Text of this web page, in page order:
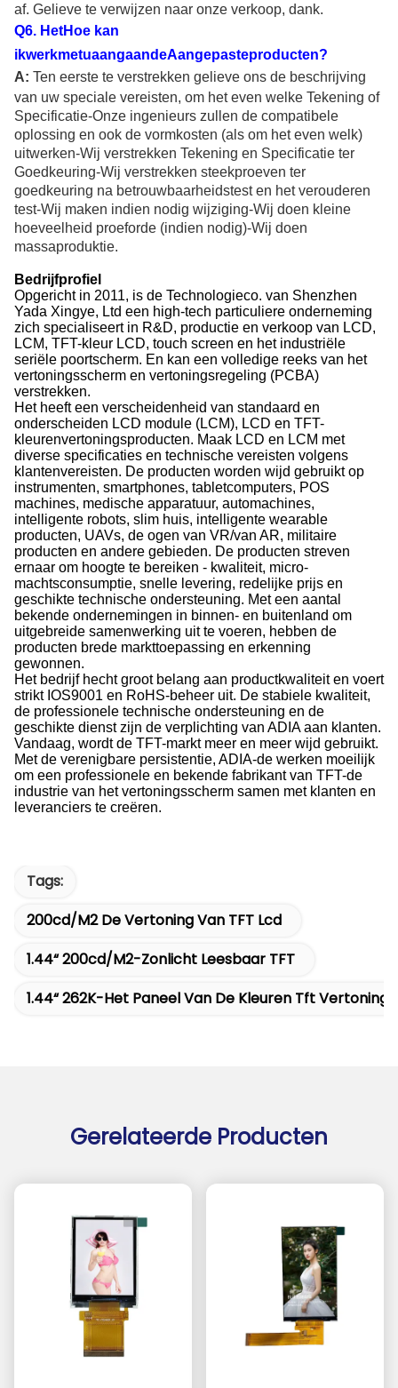
af. Gelieve te verwijzen naar onze verkoop, dank.
Q6. HetHoe kan
ikwerkmetuaangaandeAangepasteproducten?
A: Ten eerste te verstrekken gelieve ons de beschrijving
van uw speciale vereisten, om het even welke Tekening of
Specificatie-Onze ingenieurs zullen de compatibele
oplossing en ook de vormkosten (als om het even welk)
uitwerken-Wij verstrekken Tekening en Specificatie ter
Goedkeuring-Wij verstrekken steekproeven ter
goedkeuring na betrouwbaarheidstest en het verouderen
test-Wij maken indien nodig wijziging-Wij doen kleine
hoeveelheid proeforde (indien nodig)-Wij doen
massaproduktie.
Bedrijfprofiel
Opgericht in 2011, is de Technologieco. van Shenzhen
Yada Xingye, Ltd een high-tech particuliere onderneming
zich specialiseert in R&D, productie en verkoop van LCD,
LCM, TFT-kleur LCD, touch screen en het industriële
seriële poortscherm. En kan een volledige reeks van het
vertoningsscherm en vertoningsregeling (PCBA)
verstrekken.
Het heeft een verscheidenheid van standaard en
onderscheiden LCD module (LCM), LCD en TFT-
kleurenvertoningsproducten. Maak LCD en LCM met
diverse specificaties en technische vereisten volgens
klantenvereisten. De producten worden wijd gebruikt op
instrumenten, smartphones, tabletcomputers, POS
machines, medische apparatuur, automachines,
intelligente robots, slim huis, intelligente wearable
producten, UAVs, de ogen van VR/van AR, militaire
producten en andere gebieden. De producten streven
ernaar om hoogte te bereiken - kwaliteit, micro-
machtsconsumptie, snelle levering, redelijke prijs en
geschikte technische ondersteuning. Met een aantal
bekende ondernemingen in binnen- en buitenland om
uitgebreide samenwerking uit te voeren, hebben de
producten brede markttoepassing en erkenning
gewonnen.
Het bedrijf hecht groot belang aan productkwaliteit en voert
strikt IOS9001 en RoHS-beheer uit. De stabiele kwaliteit,
de professionele technische ondersteuning en de
geschikte dienst zijn de verplichting van ADIA aan klanten.
Vandaag, wordt de TFT-markt meer en meer wijd gebruikt.
Met de verenigbare persistentie, ADIA-de werken moeilijk
om een professionele en bekende fabrikant van TFT-de
industrie van het vertoningsscherm samen met klanten en
leveranciers te creëren.
Tags:
200cd/m2 De Vertoning Van TFT Lcd
1.44“ 200cd/m2-Zonlicht Leesbaar TFT
1.44“ 262K-Het Paneel Van De Kleuren Tft Vertoning
Gerelateerde Producten